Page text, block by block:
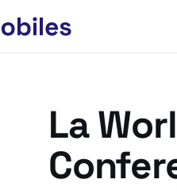
La